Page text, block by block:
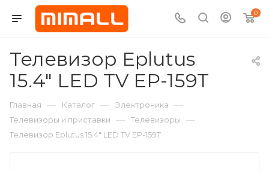
0
Телевизор Eplutus
15.4" LED TV EP-159T
Главная — Каталог — Электроника —
Телевизоры и приставки — Телевизоры —
Телевизор Eplutus 15.4" LED TV EP-159T